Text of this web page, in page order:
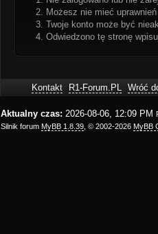
Możesz nie mieć
Twoje konto może być
Odwiedzono tę stronę
Kontakt R1-Forum.PL Wróć
Aktualny czas: 2026-08-06, 12:09 PM
Silnik forum MyBB 1.8.39 , © 2002-2026 MyBB